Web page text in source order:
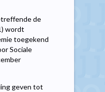
de
wordt
toegekend
Sociale
geven tot